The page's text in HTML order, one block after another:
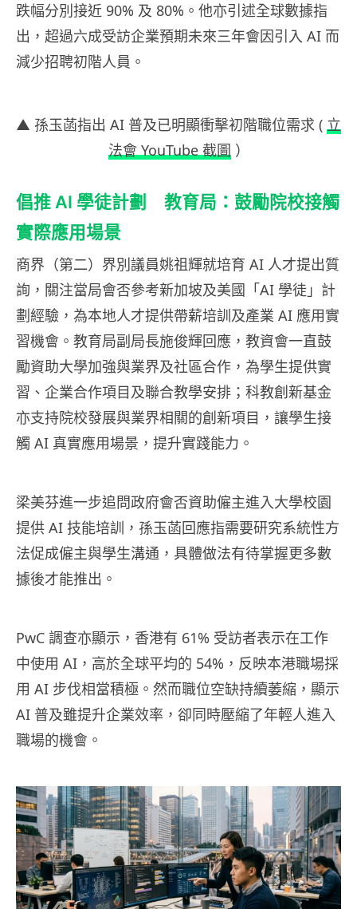
跌幅分別接近 90% 及 80%。他亦引述全球數據指
出，超過六成受訪企業預期未來三年會因引入 AI 而
減少招聘初階人員。
▲ 孫玉菡指出 AI 普及已明顯衝擊初階職位需求 ( 立
法會 YouTube 截圖）
倡推 AI 學徒計劃 教育局：鼓勵院校接觸
實際應用場景
商界（第二）界別議員姚祖輝就培育 AI 人才提出質
詢，關注當局會否參考新加坡及美國「AI 學徒」計
劃經驗，為本地人才提供帶薪培訓及產業 AI 應用實
習機會。教育局副局長施俊輝回應，教資會一直鼓
勵資助大學加強與業界及社區合作，為學生提供實
習、企業合作項目及聯合教學安排；科教創新基金
亦支持院校發展與業界相關的創新項目，讓學生接
觸 AI 真實應用場景，提升實踐能力。
梁美芬進一步追問政府會否資助僱主進入大學校園
提供 AI 技能培訓，孫玉菡回應指需要研究系統性方
法促成僱主與學生溝通，具體做法有待掌握更多數
據後才能推出。
PwC 調查亦顯示，香港有 61% 受訪者表示在工作
中使用 AI，高於全球平均的 54%，反映本港職場採
用 AI 步伐相當積極。然而職位空缺持續萎縮，顯示
AI 普及雖提升企業效率，卻同時壓縮了年輕人進入
職場的機會。